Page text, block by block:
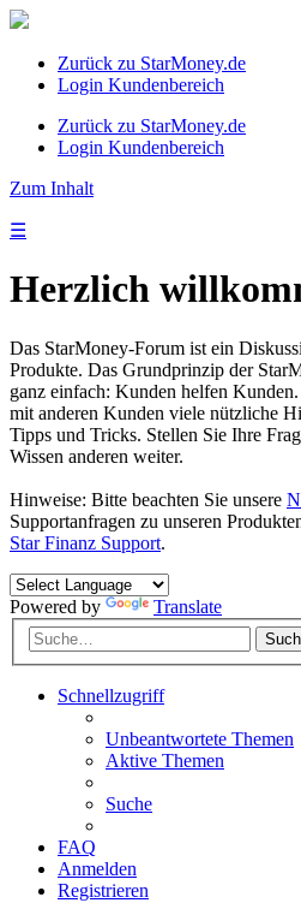
Zurück zu StarMoney.de
Login Kundenbereich
Zurück zu StarMoney.de
Login Kundenbereich
Zum Inhalt
☰
Herzlich
Das StarMoney-Forum ist ein
Produkte. Das Grundprinzip der
ganz einfach: Kunden helfen
mit anderen Kunden viele nützliche
Tipps und Tricks. Stellen Sie Ihre
Wissen anderen weiter.
Hinweise: Bitte beachten Sie unsere
Supportanfragen zu unseren
Star Finanz Support.
Powered by Translate
Schnellzugriff
Unbeantwortete Themen
Aktive Themen
Suche
FAQ
Anmelden
Registrieren